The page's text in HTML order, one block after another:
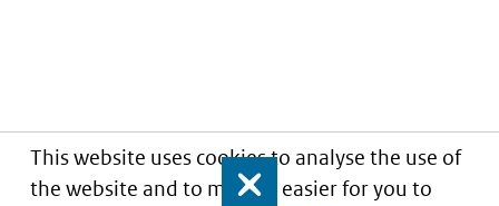
This website uses cookies to analyse the use of
the website and to make it easier for you to
Close